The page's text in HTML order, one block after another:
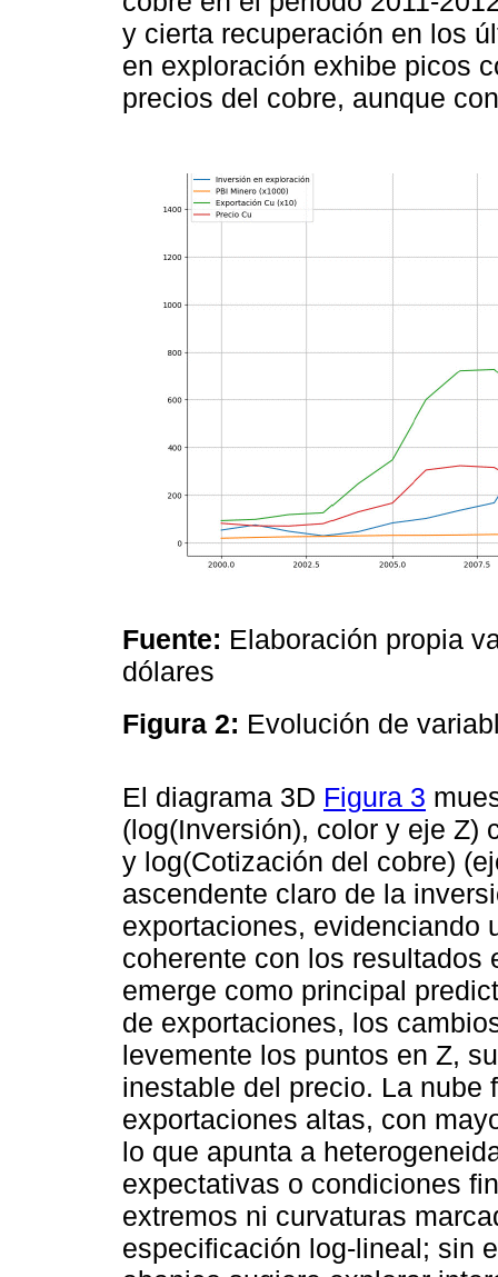
y cierta recuperación en los
en exploración exhibe picos
precios del cobre, aunque
Fuente: Elaboración propia
dólares
Figura 2: Evolución de
El diagrama 3D Figura 3
(log(Inversión), color y eje Z)
y log(Cotización del cobre)
ascendente claro de la
exportaciones, evidenciando
coherente con los resultados
emerge como principal
de exportaciones, los
levemente los puntos en Z,
inestable del precio. La nube
exportaciones altas, con
lo que apunta a
expectativas o condiciones
extremos ni curvaturas
especificación log-lineal; sin